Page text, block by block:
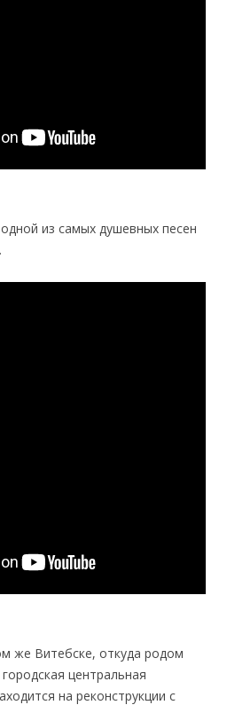
из самых душевных песен
же Витебске, откуда родом
центральная
на реконструкции с